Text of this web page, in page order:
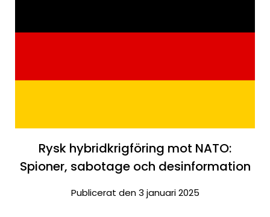
Rysk hybridkrigföring mot NATO:
Spioner, sabotage och desinformation
Publicerat den 3 januari 2025